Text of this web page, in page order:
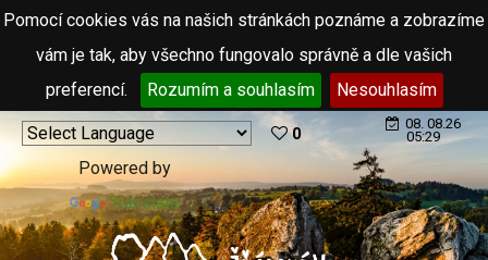
Pomocí cookies vás na našich stránkách poznáme a zobrazíme
vám je tak, aby všechno fungovalo správně a dle vašich
preferencí.
Rozumím a souhlasím Nesouhlasím
Powered by
Translate
0
08. 08.26
05:29